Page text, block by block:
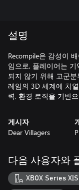
설명
Recompile은 감성이
임으로, 플레이어는
되지 않기 위해 고군
레임의 3D 세계에 치
력, 환경 로직을 기반
게시자
Dear Villagers
다음 사용자와
XBOX Series X|S